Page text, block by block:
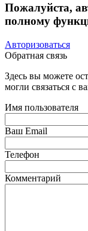
Пожалуйста,
полному
Авторизоваться
Обратная связь
Здесь вы можете
могли связаться с
Имя пользователя
Ваш Email
Телефон
Комментарий